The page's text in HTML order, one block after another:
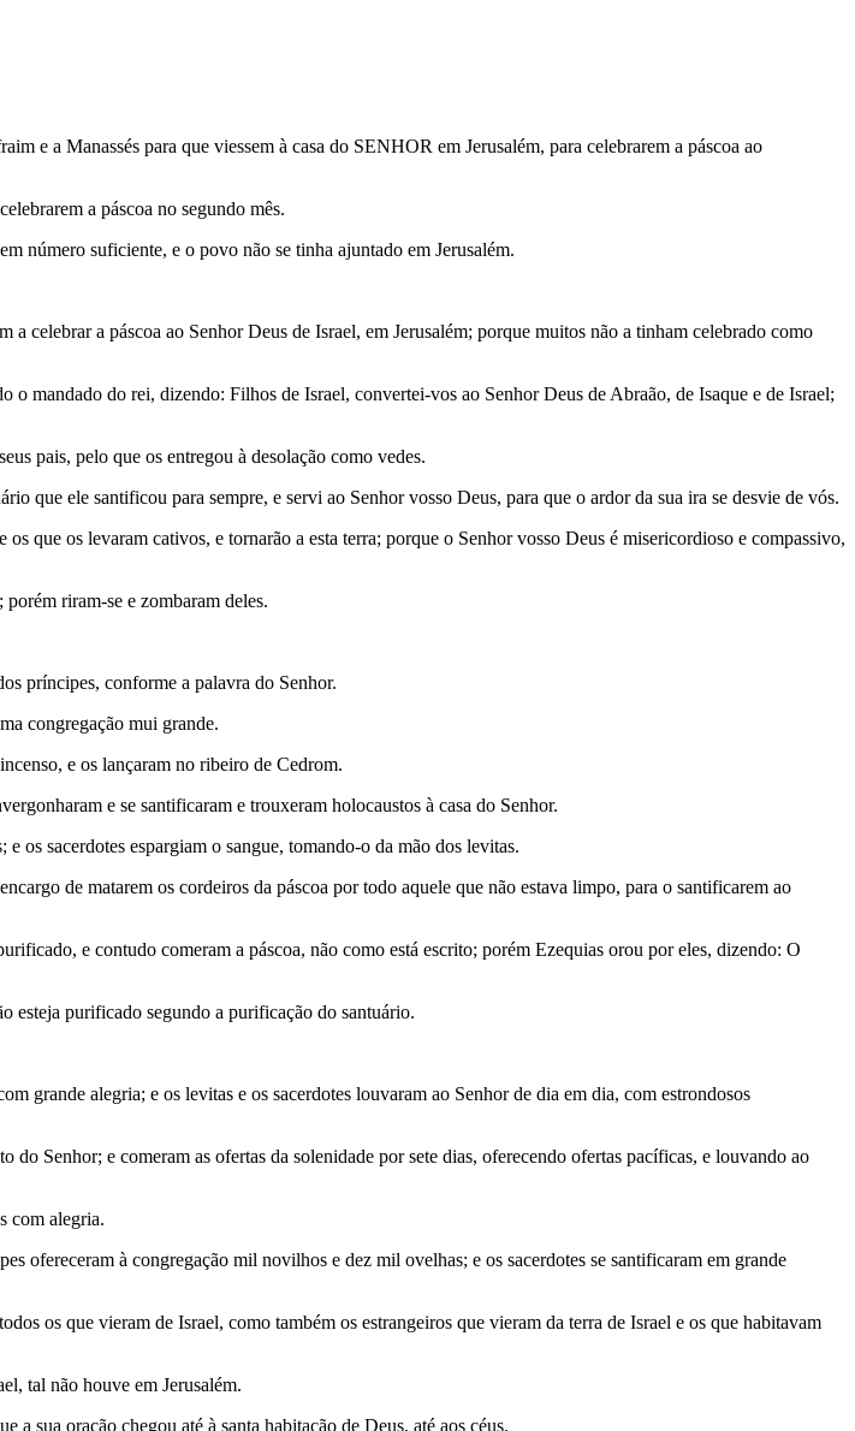
e a Manassés para que viessem à casa do SENHOR em Jerusalém, para celebrarem a páscoa ao
a páscoa no segundo mês.
número suficiente, e o povo não se tinha ajuntado em Jerusalém.
celebrar a páscoa ao Senhor Deus de Israel, em Jerusalém; porque muitos não a tinham celebrado como
mandado do rei, dizendo: Filhos de Israel, convertei-vos ao Senhor Deus de Abraão, de Isaque e de Israel;
pais, pelo que os entregou à desolação como vedes.
que ele santificou para sempre, e servi ao Senhor vosso Deus, para que o ardor da sua ira se desvie de vós.
que os levaram cativos, e tornarão a esta terra; porque o Senhor vosso Deus é misericordioso e compassivo,
riram-se e zombaram deles.
príncipes, conforme a palavra do Senhor.
congregação mui grande.
e os lançaram no ribeiro de Cedrom.
e se santificaram e trouxeram holocaustos à casa do Senhor.
os sacerdotes espargiam o sangue, tomando-o da mão dos levitas.
de matarem os cordeiros da páscoa por todo aquele que não estava limpo, para o santificarem ao
e contudo comeram a páscoa, não como está escrito; porém Ezequias orou por eles, dizendo: O
esteja purificado segundo a purificação do santuário.
grande alegria; e os levitas e os sacerdotes louvaram ao Senhor de dia em dia, com estrondosos
Senhor; e comeram as ofertas da solenidade por sete dias, oferecendo ofertas pacíficas, e louvando ao
com alegria.
ofereceram à congregação mil novilhos e dez mil ovelhas; e os sacerdotes se santificaram em grande
os que vieram de Israel, como também os estrangeiros que vieram da terra de Israel e os que habitavam
tal não houve em Jerusalém.
a sua oração chegou até à santa habitação de Deus, até aos céus.